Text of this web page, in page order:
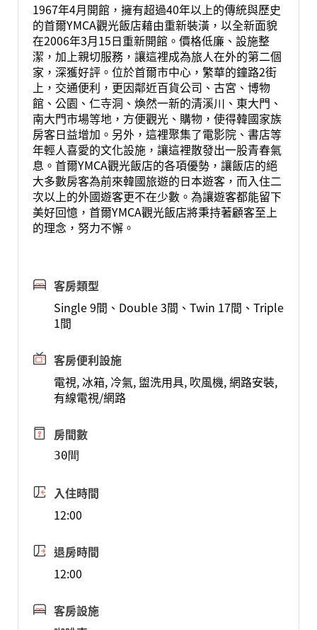
1967年4月開館，擁有超過40年以上的傳統與歷史
的首爾YMCA觀光飯店藉由重新裝潢，以全新面貌
在2006年3月15日重新開館。價格低廉、設施整
潔，加上親切服務，讓這裡成為旅人在外的第二個
家，深獲好評。位於首爾市中心，繁華的鐘路2街
上，交通便利，更因鄰近百貨公司、古宮、博物
館、公園、仁寺洞、煥然一新的清溪川、東大門、
南大門市場等地，方便觀光、購物，使得韓國家族
房客日益增加。另外，這裡聚集了電影院、書店等
年輕人喜愛的文化設施，讓這裡散發出一股青春氣
息。首爾YMCA觀光飯店的各項優勢，讓飯店的絕
大多數房客為前來韓國旅遊的日本遊客，而入住二
次以上的外國遊客更不在少數。為讓遊客都能留下
美好回憶，首爾YMCA觀光飯店將秉持著顧客至上
的理念，努力不懈。
客房類型
Single 9間、Double 3間、Twin 17間、Triple
1間
客房便利設施
電視, 冰箱, 冷氣, 盥洗用具, 吹風機, 網路安裝,
有線電視/網路
房間數
30間
入住時間
12:00
退房時間
12:00
客房設施